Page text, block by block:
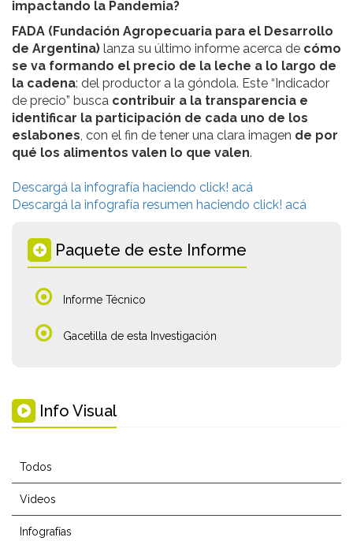
impactando la Pandemia?
FADA (Fundación Agropecuaria para el Desarrollo
de Argentina) lanza su último informe acerca de cómo
se va formando el precio de la leche a lo largo de
la cadena: del productor a la góndola. Este “Indicador
de precio” busca contribuir a la transparencia e
identificar la participación de cada uno de los
eslabones, con el fin de tener una clara imagen de por
qué los alimentos valen lo que valen.
Descargá la infografía haciendo click! acá
Descargá la infografía resumen haciendo click! acá
Paquete de este Informe
Informe Técnico
Gacetilla de esta Investigación
Info Visual
Todos
Videos
Infografías